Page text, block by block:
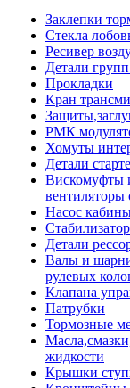
Заклепки
Стекла
Ресивер
Детали
Прокладки
Кран
РМК
Хомуты
Детали
Вискомуфты
вентиляторы
Насос
Детали
Валы и
рулевых
Клапана
Патрубки
Тормозные
жидкости
Крышки